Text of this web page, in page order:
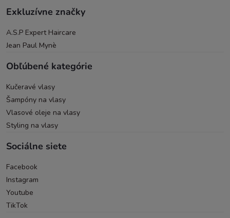
Exkluzívne značky
A.S.P Expert Haircare
Jean Paul Mynè
Obľúbené kategórie
Kučeravé vlasy
Šampóny na vlasy
Vlasové oleje na vlasy
Styling na vlasy
Sociálne siete
Facebook
Instagram
Youtube
TikTok